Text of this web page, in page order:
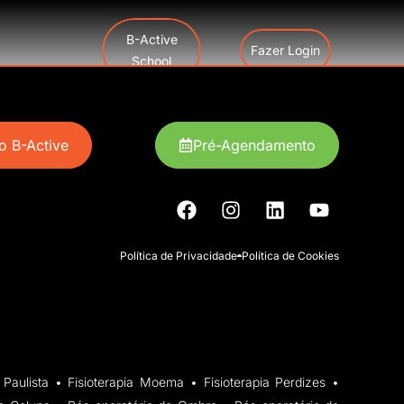
B-Active
School
Fazer Login
Pós-Operatório RPG
B-Active Pré-Agendamento
Política de Privacidade Política de Cookies
• Fisioterapia Moema • Fisioterapia Perdizes •